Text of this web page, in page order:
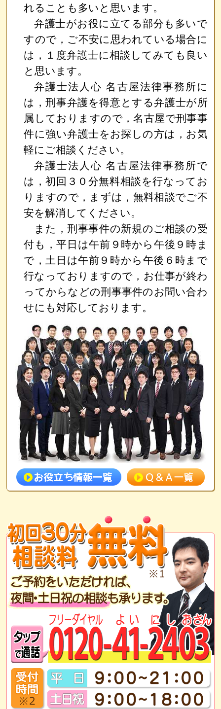
れることも多いと思います。
弁護士がお役に立てる部分も多いで
すので，ご不安に思われている場合に
は，１度弁護士に相談してみても良い
と思います。
弁護士法人心 名古屋法律事務所に
は，刑事弁護を得意とする弁護士が所
属しておりますので，名古屋で刑事事
件に強い弁護士をお探しの方は，お気
軽にご相談ください。
弁護士法人心 名古屋法律事務所で
は，初回３０分無料相談を行なってお
りますので，まずは，無料相談でご不
安を解消してください。
また，刑事事件の新規のご相談の受
付も，平日は午前９時から午後９時ま
で，土日は午前９時から午後６時まで
行なっておりますので，お仕事が終わ
ってからなどの刑事事件のお問い合わ
せにも対応しております。